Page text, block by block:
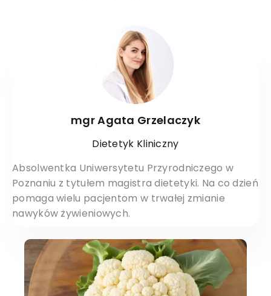
mgr Agata Grzelaczyk
Dietetyk Kliniczny
Absolwentka Uniwersytetu Przyrodniczego w
Poznaniu z tytułem magistra dietetyki. Na co dzień
pomaga wielu pacjentom w trwałej zmianie
nawyków żywieniowych.